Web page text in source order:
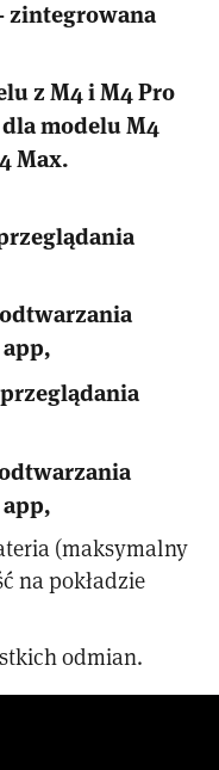
zintegrowana
z M4 i M4 Pro
dla modelu M4
Max.
(maksymalny
na pokładzie
odmian.